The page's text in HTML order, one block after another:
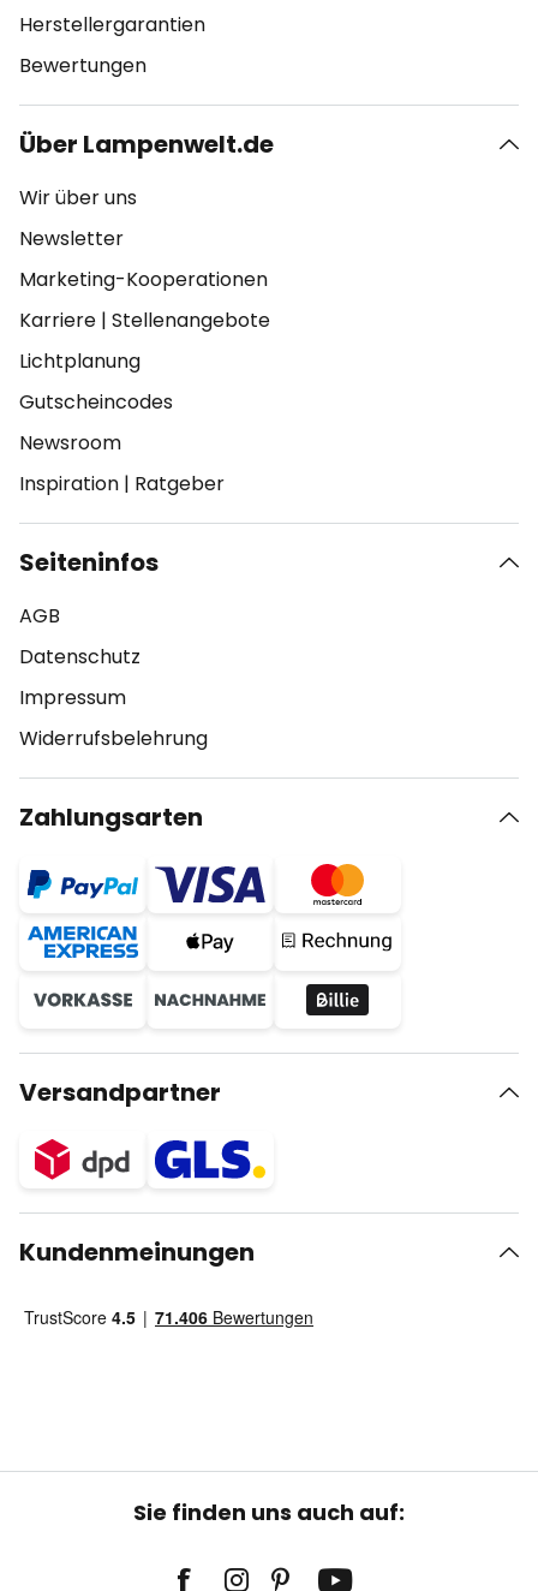
Herstellergarantien
Bewertungen
Über Lampenwelt.de
Wir über uns
Newsletter
Marketing-Kooperationen
Karriere | Stellenangebote
Lichtplanung
Gutscheincodes
Newsroom
Inspiration | Ratgeber
Seiteninfos
AGB
Datenschutz
Impressum
Widerrufsbelehrung
Zahlungsarten
Versandpartner
Kundenmeinungen
Sie finden uns auch auf: